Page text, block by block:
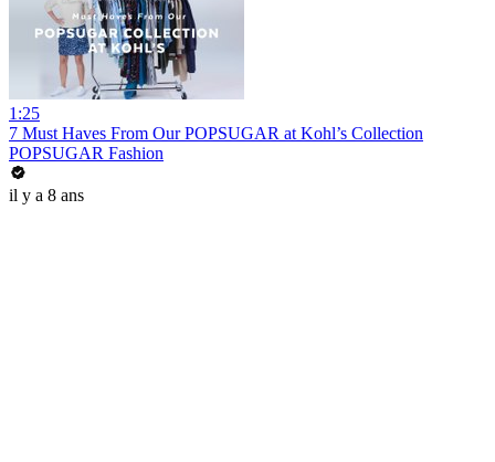
1:25
7 Must Haves From Our POPSUGAR at Kohl’s Collection
POPSUGAR Fashion
il y a 8 ans